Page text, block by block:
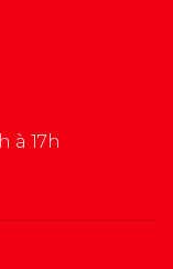
à 17h